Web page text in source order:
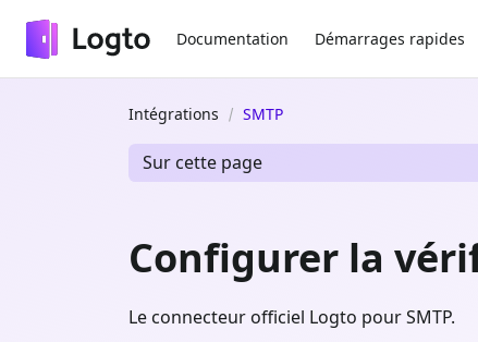
Documentation Démarrages rapides
Intégrations SMTP
Sur cette page
Configurer la
Le connecteur officiel Logto pour SMTP.